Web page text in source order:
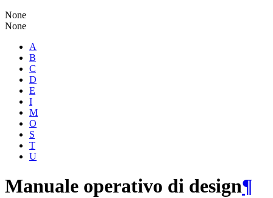
None
None
A
B
C
D
E
I
M
O
S
T
U
Manuale operativo di design¶